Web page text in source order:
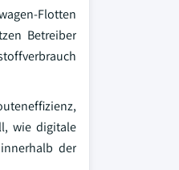
Flotten
Betreiber
wie digitale
der